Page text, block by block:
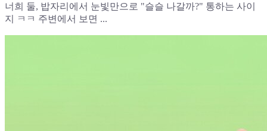
너희 둘, 밥자리에서 눈빛만으로 "슬슬 나갈까?" 통하는 사이
지 ㅋㅋ 주변에서 보면 ...